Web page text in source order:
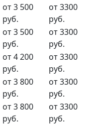
от 3 500
руб.
от 3300
руб.
от 3 500
руб.
от 3300
руб.
от 4 200
руб.
от 3300
руб.
от 3 800
руб.
от 3300
руб.
от 3 800
руб.
от 3300
руб.